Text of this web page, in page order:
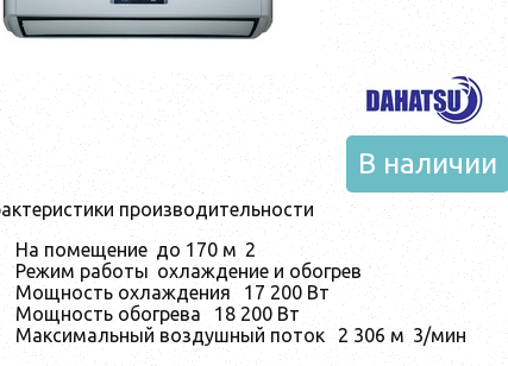
В наличии
производительности
На помещение до 170 м 2
Режим работы охлаждение и обогрев
Мощность охлаждения
17 200 Вт
Мощность обогрева
18 200 Вт
Максимальный воздушный поток
2 306 м 3/мин